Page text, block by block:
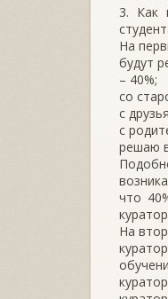
3. Как
На
будут
– 40%;
со
с
с
решаю
что
На